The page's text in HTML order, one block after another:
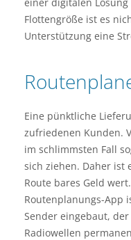
Flottengröße ist es
Unterstützung eine
Eine pünktliche
zufriedenen Kunden.
im schlimmsten Fall
sich ziehen. Daher ist
Route bares Geld
Routenplanungs-App
Sender eingebaut,
Radiowellen